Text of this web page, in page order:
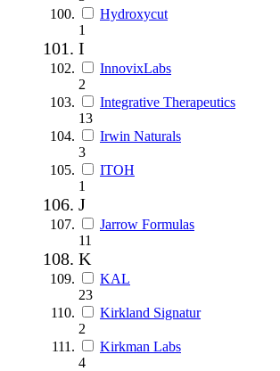
Hydroxycut
1
I
InnovixLabs
2
Integrative Therapeutics
13
Irwin Naturals
3
ITOH
1
J
Jarrow Formulas
11
K
KAL
23
Kirkland Signatur
2
Kirkman Labs
4